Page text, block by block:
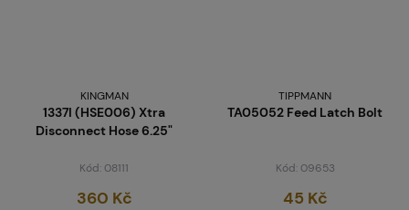
KINGMAN
1337I (HSE006) Xtra
Disconnect Hose 6.25"
Kód: 08111
360 Kč
TIPPMANN
TA05052 Feed Latch Bolt
Kód: 09653
45 Kč